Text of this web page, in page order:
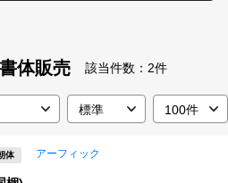
体販売 該当件数： 2件
体 アーフィック